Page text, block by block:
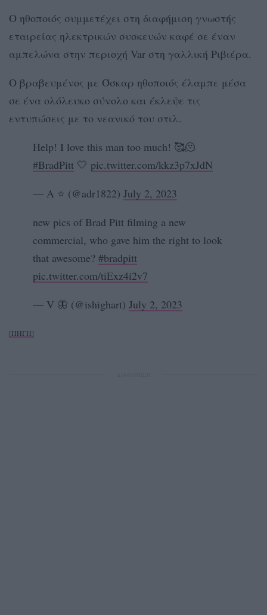
Ο ηθοποιός συμμετέχει στη διαφήμιση γνωστής
εταιρείας ηλεκτρικών συσκευών καφέ σε έναν
αμπελώνα στην περιοχή Var στη γαλλική Ριβιέρα.
Ο βραβευμένος με Όσκαρ ηθοποιός έλαμπε μέσα
σε ένα ολόλευκο σύνολο και έκλεψε τις
εντυπώσεις με το νεανικό του στιλ.
Help! I love this man too much! 🥰🫠
#BradPitt 🤍 pic.twitter.com/kkz3p7xJdN
— A ⭐ (@adr1822) July 2, 2023
new pics of Brad Pitt filming a new
commercial, who gave him the right to look
that awesome? #bradpitt
pic.twitter.com/tiExz4i2v7
— V 🦋 (@ishighart) July 2, 2023
[ΠΗΓΗ]